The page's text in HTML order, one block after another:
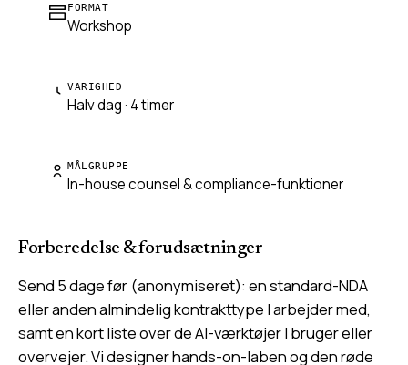
FORMAT
Workshop
VARIGHED
Halv dag · 4 timer
MÅLGRUPPE
In-house counsel & compliance-funktioner
Forberedelse & forudsætninger
Send 5 dage før (anonymiseret): en standard-NDA
eller anden almindelig kontrakttype I arbejder med,
samt en kort liste over de AI-værktøjer I bruger eller
overvejer. Vi designer hands-on-laben og den røde